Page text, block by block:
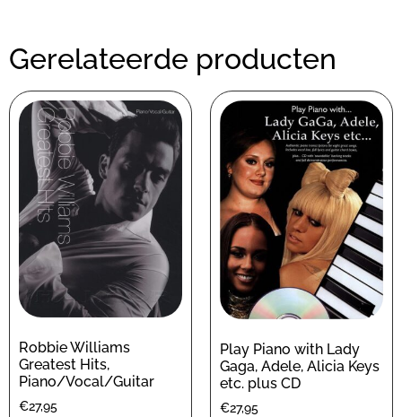
Gerelateerde producten
Robbie Williams
Greatest Hits,
Piano/Vocal/Guitar
€27,95
Play Piano with Lady
Gaga, Adele, Alicia Keys
etc. plus CD
€27,95